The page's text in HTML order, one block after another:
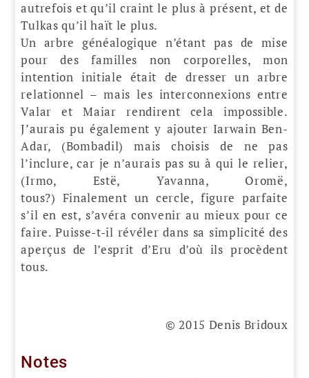
autrefois et qu’il craint le plus à présent, et de
Tulkas qu’il haït le plus.
Un arbre généalogique n’étant pas de mise
pour des familles non corporelles, mon
intention initiale était de dresser un arbre
relationnel – mais les interconnexions entre
Valar et Maiar rendirent cela impossible.
J’aurais pu également y ajouter Iarwain Ben-
Adar, (Bombadil) mais choisis de ne pas
l’inclure, car je n’aurais pas su à qui le relier,
(Irmo, Estë, Yavanna, Oromë,
tous?) Finalement un cercle, figure parfaite
s’il en est, s’avéra convenir au mieux pour ce
faire. Puisse-t-il révéler dans sa simplicité des
aperçus de l’esprit d’Eru d’où ils procèdent
tous.
© 2015 Denis Bridoux
Notes